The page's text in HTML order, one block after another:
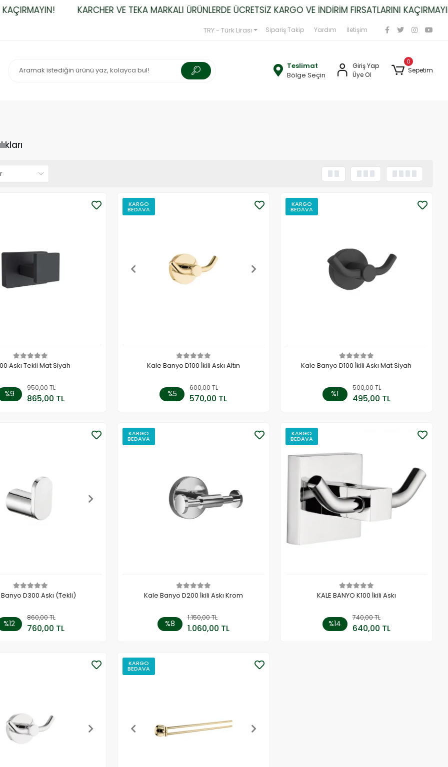
KARCHER VE TEKA MARKALI ÜRÜNLERDE ÜCRETSİZ KARGO VE İNDİRİM FIRSATLARINI KAÇIRMAYIN!
TRY - Türk Lirası Sipariş Takip Yardım İletişim
Teslimat
Bölge Seçin
Giriş Yap
Üye Ol
0
Sepetim
Askı Tekli Mat Siyah
%9
950,00 TL
865,00 TL
Sepete Ekle
KARGO
BEDAVA
Kale Banyo D100 İkili Askı Altın
%5
600,00 TL
570,00 TL
Sepete Ekle
KARGO
BEDAVA
Kale Banyo D100 İkili Askı Mat Siyah
%1
500,00 TL
495,00 TL
Sepete Ekle
D300 Askı (Tekli)
%12
860,00 TL
760,00 TL
Sepete Ekle
KARGO
BEDAVA
Kale Banyo D200 İkili Askı Krom
%8
1.150,00 TL
1.060,00 TL
Sepete Ekle
KARGO
BEDAVA
KALE BANYO K100 İkili Askı
%14
740,00 TL
640,00 TL
Sepete Ekle
KARGO
BEDAVA